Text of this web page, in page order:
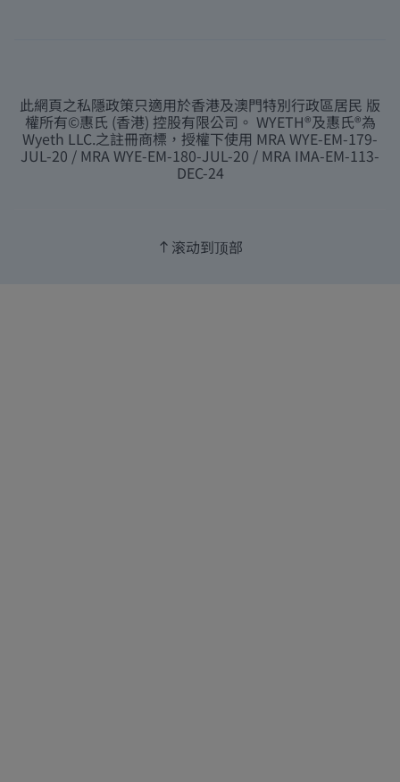
此網頁之私隱政策只適用於香港及澳門特別行政區居民 版
權所有©惠氏 (香港) 控股有限公司。 WYETH®及惠氏®為
Wyeth LLC.之註冊商標，授權下使用 MRA WYE-EM-179-
JUL-20 / MRA WYE-EM-180-JUL-20 / MRA IMA-EM-113-
DEC-24
滚动到顶部